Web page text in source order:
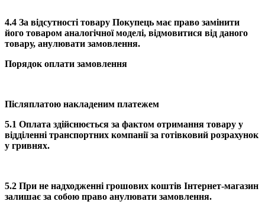
4.4 За відсутності товару Покупець має право замінити
його товаром аналогічної моделі, відмовитися від даного
товару, анулювати замовлення.
Порядок оплати замовлення
Післяплатою накладеним платежем
5.1 Оплата здійснюється за фактом отримання товару у
відділенні транспортних компанії за готівковий розрахунок
у гривнях.
5.2 При не надходженні грошових коштів Інтернет-магазин
залишає за собою право анулювати замовлення.